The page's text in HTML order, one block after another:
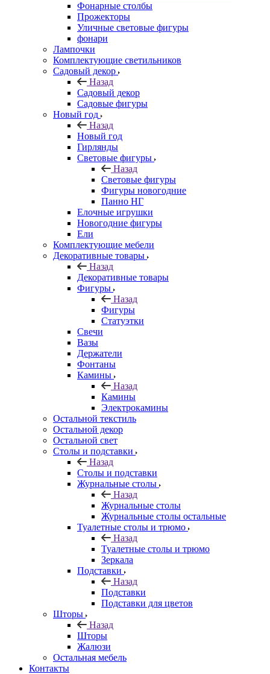
Фонарные столбы
Прожекторы
Уличные световые фигуры
фонари
Лампочки
Комплектующие светильников
Садовый декор
Назад
Садовый декор
Садовые фигуры
Новый год
Назад
Новый год
Гирлянды
Световые фигуры
Назад
Световые фигуры
Фигуры новогодние
Панно НГ
Елочные игрушки
Новогодние фигуры
Ели
Комплектующие мебели
Декоративные товары
Назад
Декоративные товары
Фигуры
Назад
Фигуры
Статуэтки
Свечи
Вазы
Держатели
Фонтаны
Камины
Назад
Камины
Электрокамины
Остальной текстиль
Остальной декор
Остальной свет
Столы и подставки
Назад
Столы и подставки
Журнальные столы
Назад
Журнальные столы
Журнальные столы остальные
Туалетные столы и трюмо
Назад
Туалетные столы и трюмо
Зеркала
Подставки
Назад
Подставки
Подставки для цветов
Шторы
Назад
Шторы
Жалюзи
Остальная мебель
Контакты